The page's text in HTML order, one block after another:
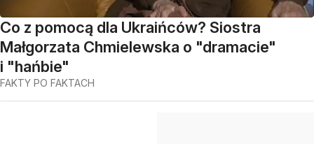
Co z pomocą dla Ukraińców? Siostra
Małgorzata Chmielewska o "dramacie"
i "hańbie"
FAKTY PO FAKTACH